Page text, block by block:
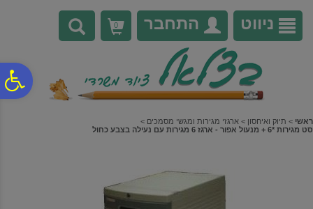
נגישות
אתר
המרכזי
ניווט התחבר 0
ראשי > תיוק ואיחסון > ארגזי מגירות ומגשי מסמכים >
סט מגירות *6 + מנעול אפור - ארגז 6 מגירות עם נעילה בצבע כחול